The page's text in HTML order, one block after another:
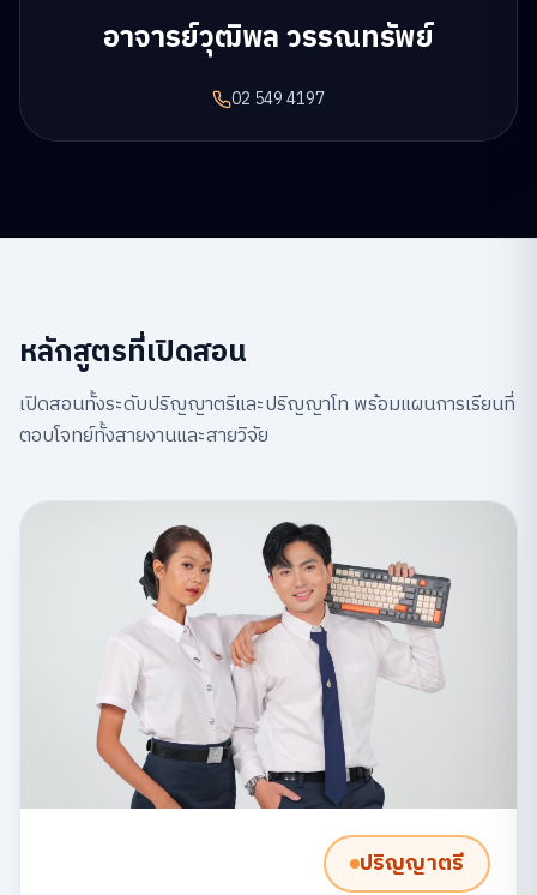
อาจารย์วุฒิพล วรรณทรัพย์
02 549 4197
หลักสูตรที่เปิดสอน
เปิดสอนทั้งระดับปริญญาตรีและปริญญาโท พร้อมแผนการเรียนที่
ตอบโจทย์ทั้งสายงานและสายวิจัย
ปริญญาตรี